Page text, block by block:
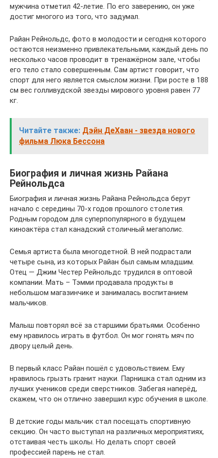
мужчина отметил 42-летие. По его заверению, он уже
достиг многого из того, что задумал.
Райан Рейнольдс, фото в молодости и сегодня которого
остаются неизменно привлекательными, каждый день по
несколько часов проводит в тренажёрном зале, чтобы
его тело стало совершенным. Сам артист говорит, что
спорт для него является смыслом жизни. При росте в 188
см вес голливудской звезды мирового уровня равен 77
кг.
Читайте также: Дэйн ДеХаан - звезда нового
фильма Люка Бессона
Биография и личная жизнь Райана
Рейнольдса
Биография и личная жизнь Райана Рейнольдса берут
начало с середины 70-х годов прошлого столетия.
Родным городом для суперпопулярного в будущем
киноактёра стал канадский столичный мегаполис.
Семья артиста была многодетной. В ней подрастали
четыре сына, из которых Райан был самым младшим.
Отец — Джим Честер Рейнольдс трудился в оптовой
компании. Мать – Тэмми продавала продукты в
небольшом магазинчике и занималась воспитанием
мальчиков.
Малыш повторял всё за старшими братьями. Особенно
ему нравилось играть в футбол. Он мог гонять мяч по
двору целый день.
В первый класс Райан пошёл с удовольствием. Ему
нравилось грызть гранит науки. Парнишка стал одним из
лучших учеников среди сверстников. Забегая наперёд,
скажем, что он отлично завершил курс обучения в школе.
В детские годы мальчик стал посещать спортивную
секцию. Он часто выступал на различных мероприятиях,
отстаивая честь школы. Но делать спорт своей
профессией парень не стал.